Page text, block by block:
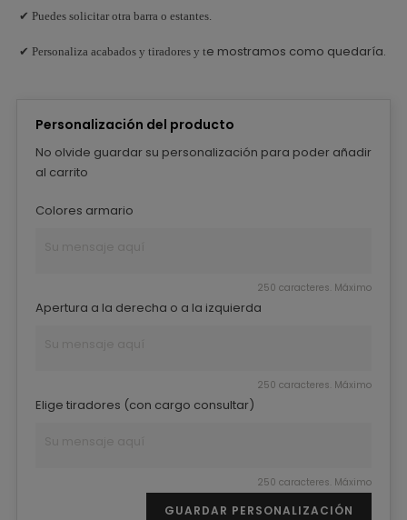
✔ Puedes solicitar otra barra o estantes.
✔ Personaliza acabados y tiradores y te mostramos como quedaría.
Personalización del producto
No olvide guardar su personalización para poder añadir
al carrito
Colores armario
250 caracteres. Máximo
Apertura a la derecha o a la izquierda
250 caracteres. Máximo
Elige tiradores (con cargo consultar)
250 caracteres. Máximo
GUARDAR PERSONALIZACIÓN